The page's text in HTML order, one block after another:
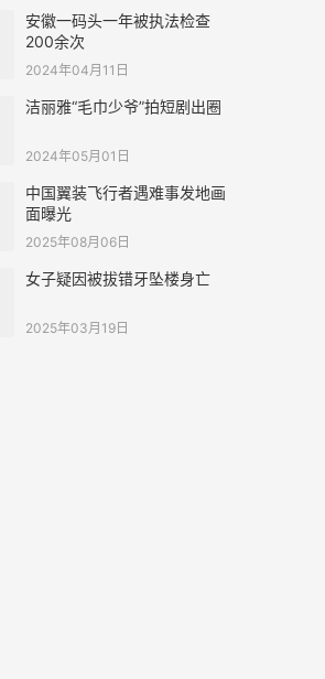
安徽一码头一年被执法检查
200余次
2024年04月11日
洁丽雅“毛巾少爷”拍短剧出圈
2024年05月01日
中国翼装飞行者遇难事发地画
面曝光
2025年08月06日
女子疑因被拔错牙坠楼身亡
2025年03月19日